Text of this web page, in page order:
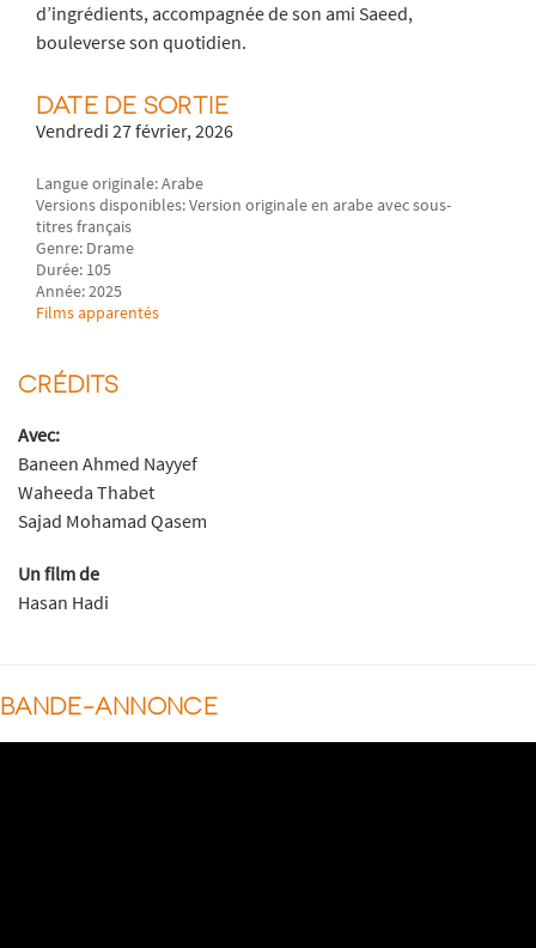
d’ingrédients, accompagnée de son ami Saeed,
bouleverse son quotidien.
DATE DE SORTIE
Vendredi 27 février, 2026
Langue originale: Arabe
Versions disponibles: Version originale en arabe avec sous-
titres français
Genre: Drame
Durée: 105
Année: 2025
Films apparentés
CRÉDITS
Avec:
Baneen Ahmed Nayyef
Waheeda Thabet
Sajad Mohamad Qasem
Un film de
Hasan Hadi
BANDE-ANNONCE